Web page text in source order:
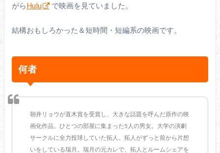
がらHulu で映画を見ていました。
結構おもしろかった＆短時間・短編系の映画です。
何者
朝井リョウが直木賞を受賞し、大きな話題を呼んだ原作の映
画化作品。ひとつの部屋に集まった5人の男女。大学の演劇
サークルに全力投球していた拓人。拓人がずっと前から片想
いをしている瑞月。瑞月の元カレで、拓人とルームシェアを